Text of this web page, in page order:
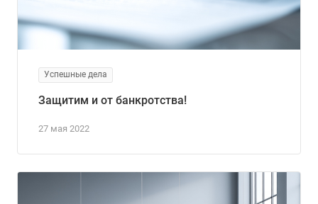
Успешные дела
27 мая 2022
Защитим и от банкротства!